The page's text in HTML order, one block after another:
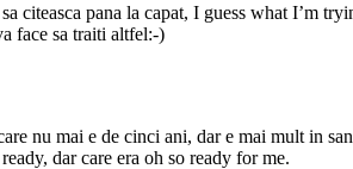
citeasca pana la capat, I guess what I’m
face sa traiti altfel:-)
nu mai e de cinci ani, dar e mai mult in
dar care era oh so ready for me.